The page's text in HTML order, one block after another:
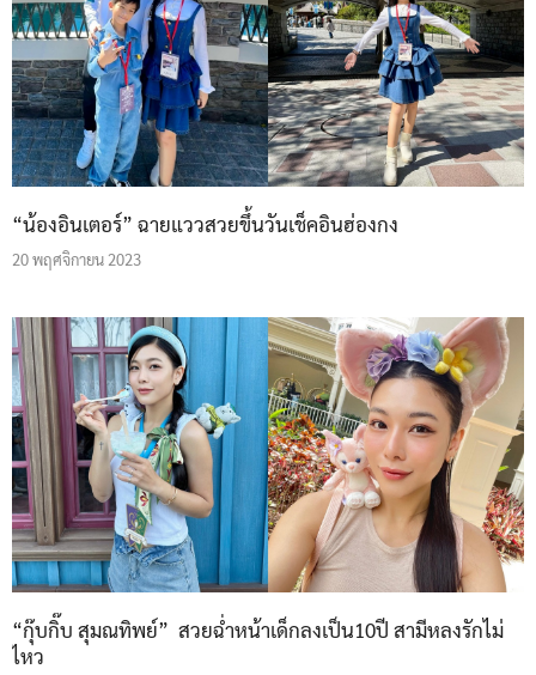
“น้องอินเตอร์” ฉายแววสวยขึ้นวันเช็คอินฮ่องกง
20 พฤศจิกายน 2023
“กุ๊บกิ๊บ สุมณทิพย์” สวยฉ่ำหน้าเด็กลงเป็น10ปี สามีหลงรักไม่
ไหว